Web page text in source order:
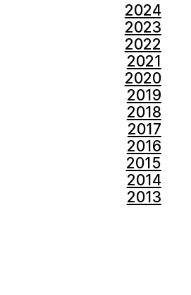
2024
2023
2022
2021
2020
2019
2018
2017
2016
2015
2014
2013